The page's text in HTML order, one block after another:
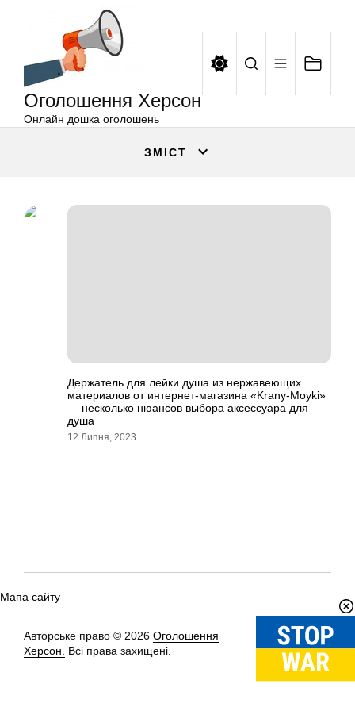
Оголошення Херсон
Онлайн дошка оголошень
ЗМІСТ
Держатель для лейки душа из нержавеющих
материалов от интернет-магазина «Krany-Moyki»
— несколько нюансов выбора аксессуара для
душа
12 Липня, 2023
Мапа сайту
Авторське право © 2026 Оголошення
Херсон.
Всі права захищені.
Вгору↑